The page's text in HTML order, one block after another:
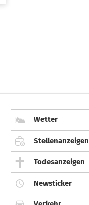
Wetter
Stellenanzeigen
Todesanzeigen
Newsticker